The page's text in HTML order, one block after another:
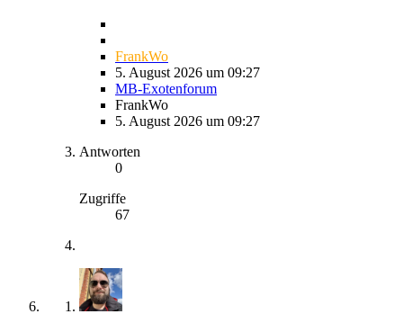
FrankWo
5. August 2026 um 09:27
MB-Exotenforum
FrankWo
5. August 2026 um 09:27
Antworten
0
Zugriffe
67